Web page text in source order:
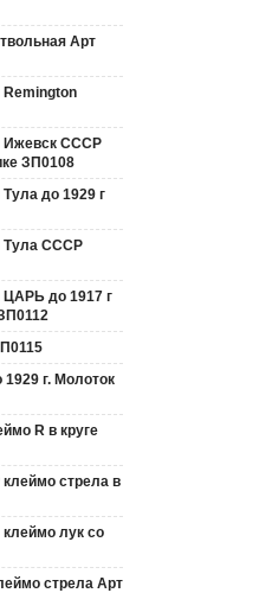
Арт
Remington
Ижевск СССР
ЗП0108
до 1929 г
Тула СССР
ЦАРЬ до 1917 г
г. Молоток
R в круге
стрела в
лук со
стрела Арт